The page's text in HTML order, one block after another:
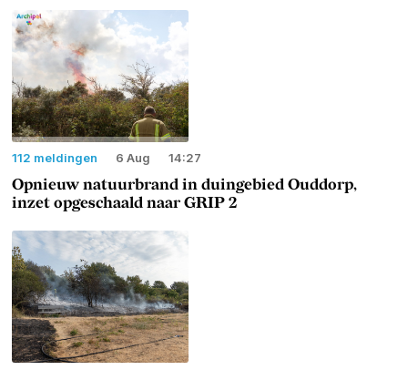
112 meldingen 6 Aug 14:27
Opnieuw natuurbrand in duingebied Ouddorp,
inzet opgeschaald naar GRIP 2